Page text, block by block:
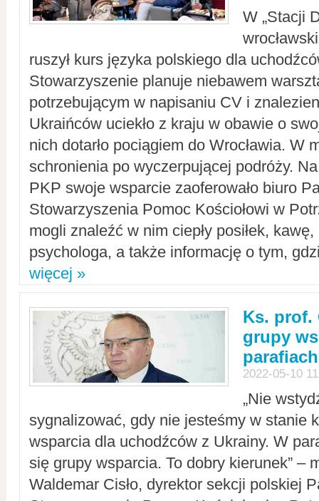
W „Stacji
ruszył kurs języka polskiego dla
Stowarzyszenie planuje niebawem
potrzebującym w napisaniu CV i
Ukraińców uciekło z kraju w obawie o
nich dotarło pociągiem do Wrocławia. W
schronienia po wyczerpującej podróży.
PKP swoje wsparcie zaoferowało biuro
Stowarzyszenia Pomoc Kościołowi w
mogli znaleźć w nim ciepły posiłek,
psychologa, a także informację o tym,
więcej »
Ks. prof.
grupy
parafiach
2022-05-10
„Nie
sygnalizować, gdy nie jesteśmy w stanie
wsparcia dla uchodźców z Ukrainy. W
się grupy wsparcia. To dobry kierunek” –
Waldemar Cisło, dyrektor sekcji polskiej